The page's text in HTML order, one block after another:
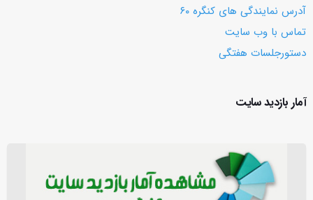
آدرس نمایندگی های کنگره ۶۰
تماس با وب ‌سایت
دستورجلسات هفتگی
آمار بازدید سایت